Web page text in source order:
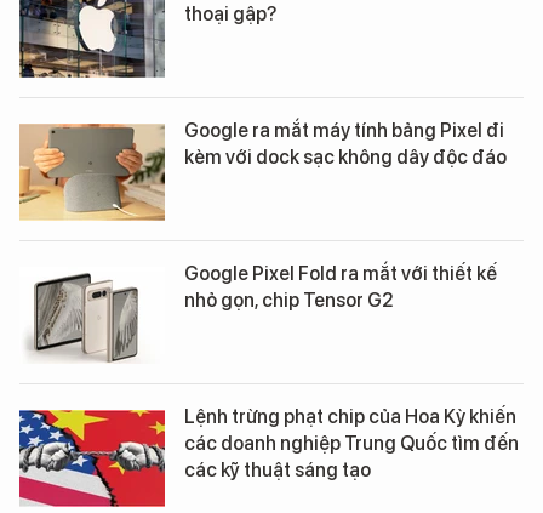
thoại gập?
Google ra mắt máy tính bảng Pixel đi
kèm với dock sạc không dây độc đáo
Google Pixel Fold ra mắt với thiết kế
nhỏ gọn, chip Tensor G2
Lệnh trừng phạt chip của Hoa Kỳ khiến
các doanh nghiệp Trung Quốc tìm đến
các kỹ thuật sáng tạo